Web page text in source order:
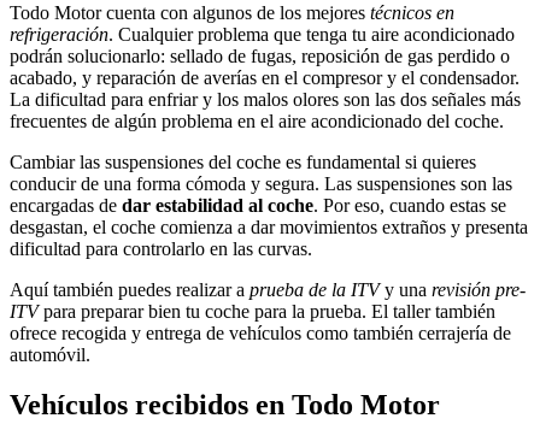
Todo Motor cuenta con algunos de los mejores técnicos en
refrigeración. Cualquier problema que tenga tu aire acondicionado
podrán solucionarlo: sellado de fugas, reposición de gas perdido o
acabado, y reparación de averías en el compresor y el condensador.
La dificultad para enfriar y los malos olores son las dos señales más
frecuentes de algún problema en el aire acondicionado del coche.
Cambiar las suspensiones del coche es fundamental si quieres
conducir de una forma cómoda y segura. Las suspensiones son las
encargadas de dar estabilidad al coche. Por eso, cuando estas se
desgastan, el coche comienza a dar movimientos extraños y presenta
dificultad para controlarlo en las curvas.
Aquí también puedes realizar a prueba de la ITVy una revisión pre-
ITVpara preparar bien tu coche para la prueba. El taller también
ofrece recogida y entrega de vehículos como también cerrajería de
automóvil.
Vehículos recibidos en Todo Motor